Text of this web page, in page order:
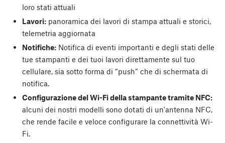
loro stati attuali
Lavori:panoramica dei lavori di stampa attuali e storici,
telemetria aggiornata
Notifiche:Notifica di eventi importanti e degli stati delle
tue stampanti e dei tuoi lavori direttamente sul tuo
cellulare, sia sotto forma di “push” che di schermata di
notifica.
Configurazione del Wi-Fi della stampante tramite NFC:
alcuni dei nostri modelli sono dotati di un'antenna NFC,
che rende facile e veloce configurare la connettività Wi-
Fi.